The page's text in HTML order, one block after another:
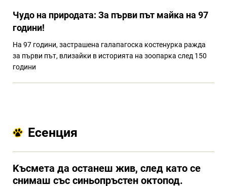
Чудо на природата: За първи път майка на 97
години!
На 97 години, застрашена галапагоска костенурка ражда
за първи път, влизайки в историята на зоопарка след 150
години
Есенция
Kъсмета да останеш жив, след като се
снимаш със синьопръстен октопод.